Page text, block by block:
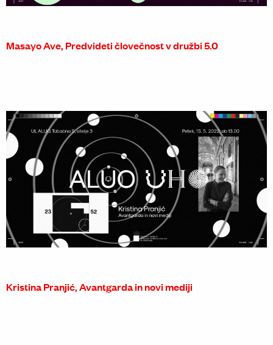
Masayo Ave, Predvideti človečnost v družbi 5.0
Kristina Pranjić, Avantgarda in novi mediji